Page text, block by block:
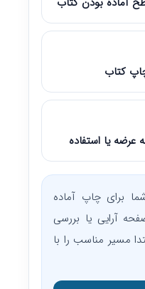
کتاب
یا استفاده
برای چاپ آماده
آرایی یا بررسی
مسیر مناسب را با